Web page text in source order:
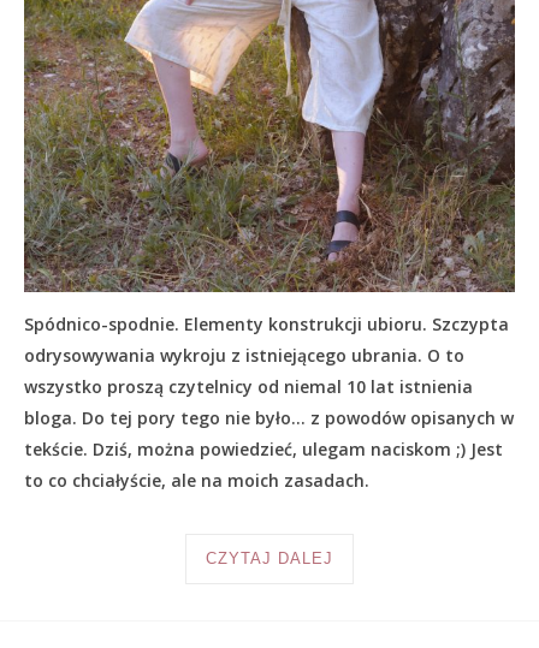
Spódnico-spodnie. Elementy konstrukcji ubioru. Szczypta
odrysowywania wykroju z istniejącego ubrania. O to
wszystko proszą czytelnicy od niemal 10 lat istnienia
bloga. Do tej pory tego nie było… z powodów opisanych w
tekście. Dziś, można powiedzieć, ulegam naciskom ;) Jest
to co chciałyście, ale na moich zasadach.
CZYTAJ DALEJ